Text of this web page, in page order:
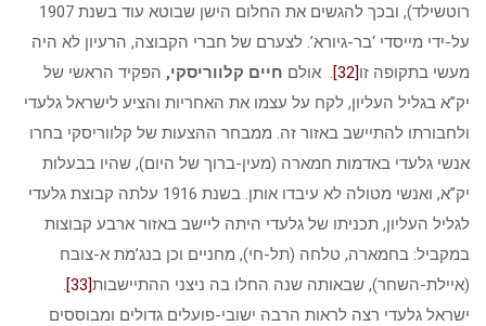
רוטשילד), ובכך להגשים את החלום הישן שבוטא עוד בשנת 1907
על-ידי מייסדי ‘בר-גיורא’. לצערם של חברי הקבוצה, הרעיון לא היה
מעשי בתקופה זו[32] . אולם חיים קלווריסקי, הפקיד הראשי של
יק”א בגליל העליון, לקח על עצמו את האחריות והציע לישראל גלעדי
ולחבורתו להתיישב באזור זה. ממבחר ההצעות של קלווריסקי בחרו
אנשי גלעדי באדמות חמארה (מעין-ברוך של היום), שהיו בבעלות
יק”א, ואנשי מטולה לא עיבדו אותן. בשנת 1916 עלתה קבוצת גלעדי
לגליל העליון, תכניתו של גלעדי היתה ליישב באזור ארבע קבוצות
במקביל: בחמארה, טלחה (תל-חי), מחניים וכן בנג’מת א-צובח
(איילת-השחר), שבאותה שנה החלו בה ניצני ההתיישבות[33]
.
ישראל גלעדי רצה לראות הרבה ישובי-פועלים גדולים ומבוססים